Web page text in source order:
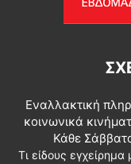
Εναλλακτική
κοινωνικά
Κάθε
Τι είδους